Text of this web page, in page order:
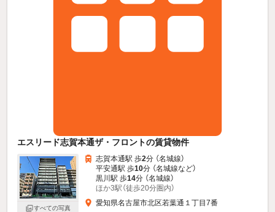
エスリード志賀本通ザ・フロントの賃貸物件
すべての写真
志賀本通駅 歩2分 （名城線）
平安通駅 歩10分 （名城線など）
黒川駅 歩14分 （名城線）
ほか3駅（徒歩20分圏内）
愛知県名古屋市北区若葉通１丁目7番